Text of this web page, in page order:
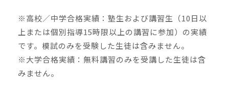
※高校／中学合格実績：塾生および講習生（10日以
上または個別指導15時限以上の講習に参加）の実績
です。模試のみを受験した生徒は含みません。
※大学合格実績：無料講習のみを受講した生徒は含
みません。